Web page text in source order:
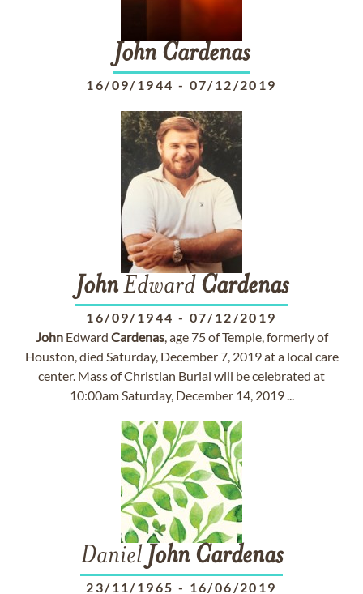
John Cardenas
16/09/1944 - 07/12/2019
JohnEdward Cardenas
16/09/1944 - 07/12/2019
JohnEdward Cardenas, age 75 of Temple, formerly of
Houston, died Saturday, December 7, 2019 at a local care
center. Mass of Christian Burial will be celebrated at
10:00am Saturday, December 14, 2019 ...
Daniel John Cardenas
23/11/1965 - 16/06/2019